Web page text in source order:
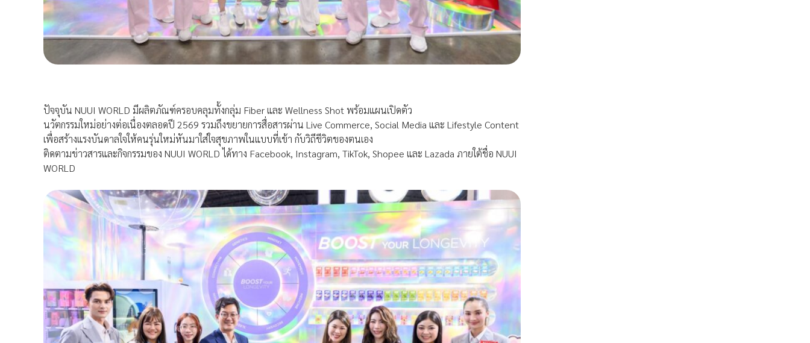
ปัจจุบัน NUUI WORLD มีผลิตภัณฑ์ครอบคลุมทั้งกลุ่ม Fiber และ Wellness Shot พร้อมแผนเปิดตัว
นวัตกรรมใหม่อย่างต่อเนื่องตลอดปี 2569 รวมถึงขยายการสื่อสารผ่าน Live Commerce, Social Media และ Lifestyle Content
เพื่อสร้างแรงบันดาลใจให้คนรุ่นใหม่หันมาใส่ใจสุขภาพในแบบที่เข้า กับวิถีชีวิตของตนเอง
ติดตามข่าวสารและกิจกรรมของ NUUI WORLD ได้ทาง Facebook, Instagram, TikTok, Shopee และ Lazada ภายใต้ชื่อ NUUI
WORLD